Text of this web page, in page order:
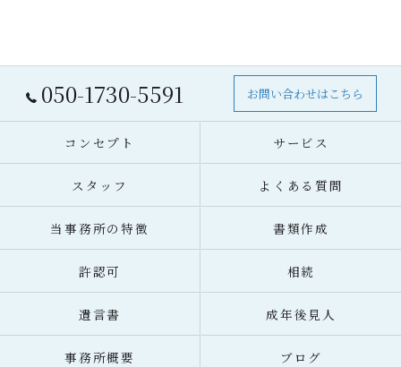
050-1730-5591 お問い合わせはこちら
コンセプト サービス
スタッフ よくある質問
当事務所の特徴 書類作成
許認可 相続
遺言書 成年後見人
事務所概要 ブログ